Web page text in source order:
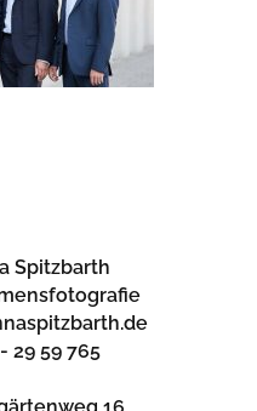
Spitzbarth
29 59 765